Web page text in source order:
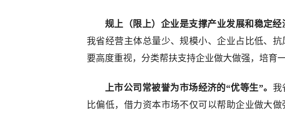
规上（限上）企业是支撑产业发展和稳定经
我省经营主体总量少、规模小、企业占比低、
要高度重视，分类帮扶支持企业做大做强，培育一
上市公司常被誉为市场经济的“优等生”。 我
比偏低，借力资本市场不仅可以帮助企业做大